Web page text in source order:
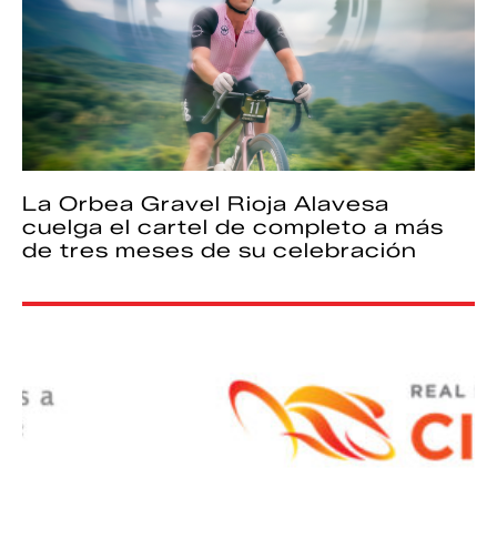
La Orbea Gravel Rioja Alavesa
cuelga el cartel de completo a más
de tres meses de su celebración